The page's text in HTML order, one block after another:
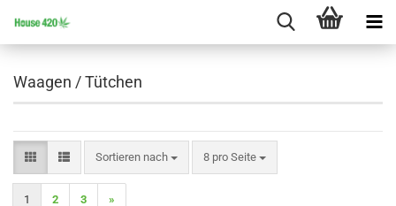
Waagen / Tütchen
Sortieren nach
Sortieren nach 8 pro Seite
pro Seite
1 2 3 »